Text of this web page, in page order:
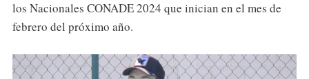
los Nacionales CONADE 2024 que inician en el mes de
febrero del próximo año.